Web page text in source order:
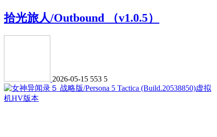
拾光旅人/Outbound （v1.0.5）
2026-05-15 553 5